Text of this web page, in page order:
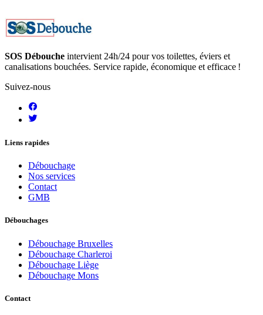
SOS Débouche intervient 24h/24 pour vos toilettes, éviers et
canalisations bouchées. Service rapide, économique et efficace !
Suivez-nous
Liens rapides
Débouchage
Nos services
Contact
GMB
Débouchages
Débouchage Bruxelles
Débouchage Charleroi
Débouchage Liège
Débouchage Mons
Contact